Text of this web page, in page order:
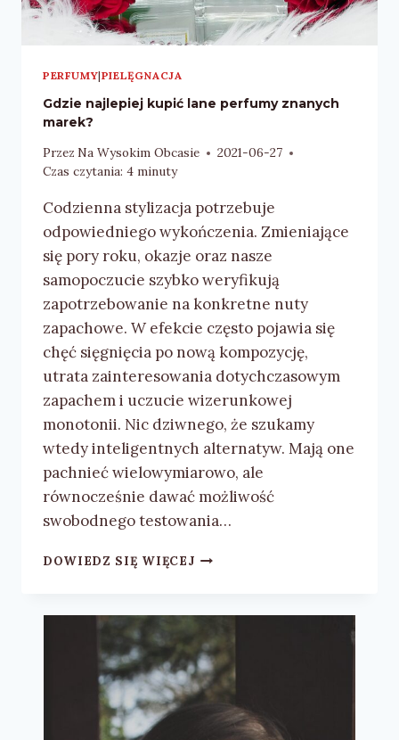
PERFUMY|PIELĘGNACJA
Gdzie najlepiej kupić lane perfumy znanych
marek?
Przez Na Wysokim Obcasie
2021-06-27
Czas czytania: 4 minuty
Codzienna stylizacja potrzebuje
odpowiedniego wykończenia. Zmieniające
się pory roku, okazje oraz nasze
samopoczucie szybko weryfikują
zapotrzebowanie na konkretne nuty
zapachowe. W efekcie często pojawia się
chęć sięgnięcia po nową kompozycję,
utrata zainteresowania dotychczasowym
zapachem i uczucie wizerunkowej
monotonii. Nic dziwnego, że szukamy
wtedy inteligentnych alternatyw. Mają one
pachnieć wielowymiarowo, ale
równocześnie dawać możliwość
swobodnego testowania…
DOWIEDZ SIĘ WIĘCEJGDZIE
LANE
PERFUMY
ZNANYCH
MAREK?